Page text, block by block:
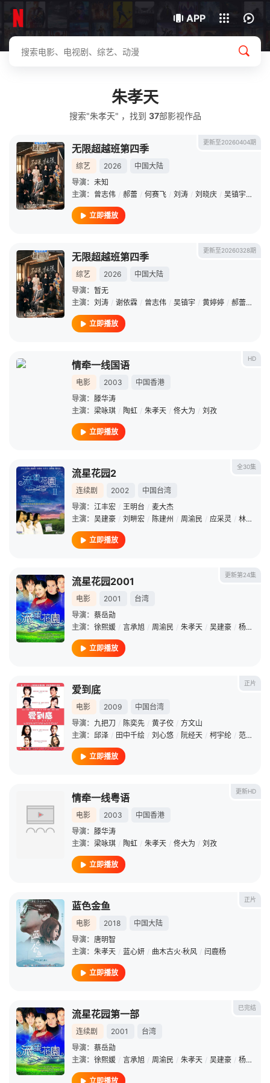
APP
下载客户端
我的观影记录
朱孝天
搜索"朱孝天" ，找到 37部影视作品
更新至20260404期
无限超越班第四季
综艺 2026
中国大陆
导演： 未知
主演： 曾志伟 / 郝蕾 / 何赛飞 / 刘涛 / 刘晓庆 / 吴镇宇 /
立即播放
更新至20260328期
无限超越班第四季
综艺 2026
中国大陆
导演： 暂无
主演： 刘涛 / 谢依霖 / 曾志伟 / 吴镇宇 / 黄婷婷 / 郝蕾 /
立即播放
HD
情牵一线国语
电影 2003
中国香港
导演： 滕华涛
主演： 梁咏琪 / 陶虹 / 朱孝天 / 佟大为 / 刘孜
立即播放
全30集
流星花园2
连续剧 2002
中国台湾
导演： 江丰宏 / 王明台 / 麦大杰
主演： 吴建豪 / 刘畊宏 / 陈建州 / 周渝民 / 应采灵 / 林嘉俐
立即播放
更新第24集
流星花园2001
电影 2001
台湾
导演： 蔡岳勋
主演： 徐熙媛 / 言承旭 / 周渝民 / 朱孝天 / 吴建豪 / 杨丞琳
立即播放
正片
爱到底
电影 2009
中国台湾
导演： 九把刀 / 陈奕先 / 黄子佼 / 方文山
主演： 邱泽 / 田中千绘 / 刘心悠 / 阮经天 / 柯宇纶 / 范逸臣
立即播放
更新HD
情牵一线粤语
电影 2003
中国香港
导演： 滕华涛
主演： 梁咏琪 / 陶虹 / 朱孝天 / 佟大为 / 刘孜
立即播放
正片
蓝色金鱼
电影 2018
中国大陆
导演： 唐明智
主演： 朱孝天 / 蓝心妍 / 曲木古火·秋风 / 闫鹿杨
立即播放
已完结
流星花园第一部
连续剧 2001
台湾
导演： 蔡岳勋
主演： 徐熙媛 / 言承旭 / 周渝民 / 朱孝天 / 吴建豪 / 杨丞琳
立即播放